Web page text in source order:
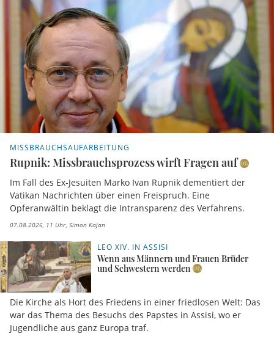
MISSBRAUCHSAUFARBEITUNG
Rupnik: Missbrauchsprozess wirft Fragen auf
Im Fall des Ex-Jesuiten Marko Ivan Rupnik dementiert der
Vatikan Nachrichten über einen Freispruch. Eine
Opferanwältin beklagt die Intransparenz des Verfahrens.
07.08.2026, 11 Uhr Simon Kajan
LEO XIV. IN ASSISI
Wenn aus Männern und Frauen Brüder
und Schwestern werden
Die Kirche als Hort des Friedens in einer friedlosen Welt: Das
war das Thema des Besuchs des Papstes in Assisi, wo er
Jugendliche aus ganz Europa traf.